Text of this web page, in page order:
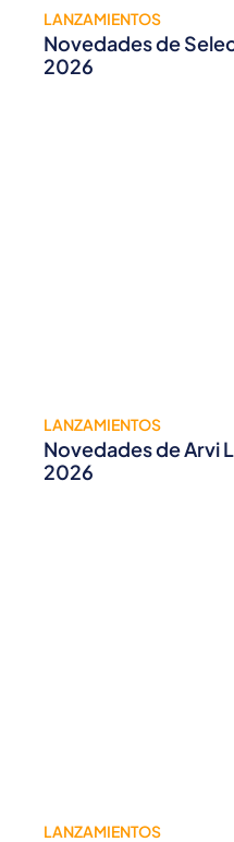
LANZAMIENTOS
Novedades de
2026
LANZAMIENTOS
Novedades de Arvi
2026
LANZAMIENTOS